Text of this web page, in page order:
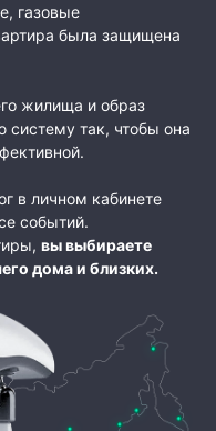
газовые
была защищена
жилища и образ
систему так, чтобы она
в личном кабинете
событий.
вы выбираете
дома и близких.